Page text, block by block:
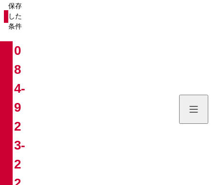
分譲マンション
お問い合わせ
保存
した
条件
0
8
4-
9
2
3-
2